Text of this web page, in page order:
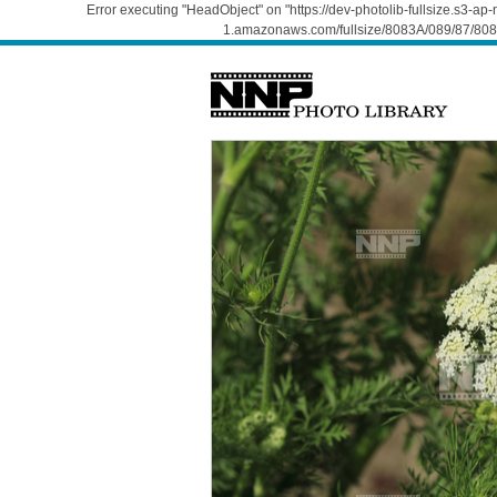
Error executing "HeadObject" on "https://dev-photolib-fullsize.s3-
1.amazonaws.com/fullsize/8083A/089/87/